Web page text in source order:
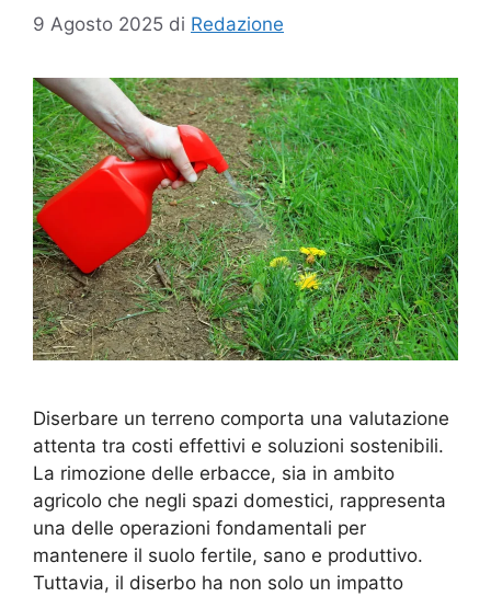
9 Agosto 2025 di Redazione
Diserbare un terreno comporta una valutazione
attenta tra costi effettivi e soluzioni sostenibili.
La rimozione delle erbacce, sia in ambito
agricolo che negli spazi domestici, rappresenta
una delle operazioni fondamentali per
mantenere il suolo fertile, sano e produttivo.
Tuttavia, il diserbo ha non solo un impatto